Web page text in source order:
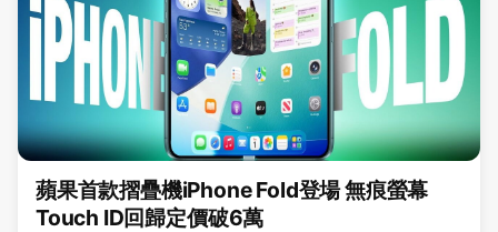
蘋果首款摺疊機iPhone Fold登場 無痕螢幕
Touch ID回歸定價破6萬